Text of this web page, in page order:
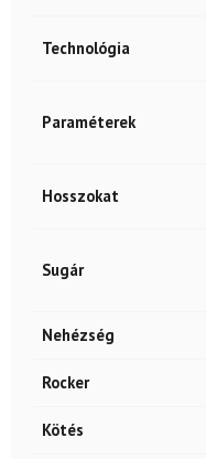
Technológia
Paraméterek
Hosszokat
Sugár
Nehézség
Rocker
Kötés